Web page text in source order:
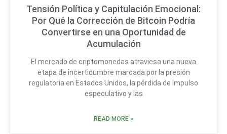
Tensión Política y Capitulación Emocional:
Por Qué la Corrección de Bitcoin Podría
Convertirse en una Oportunidad de
Acumulación
El mercado de criptomonedas atraviesa una nueva
etapa de incertidumbre marcada por la presión
regulatoria en Estados Unidos, la pérdida de impulso
especulativo y las
READ MORE »